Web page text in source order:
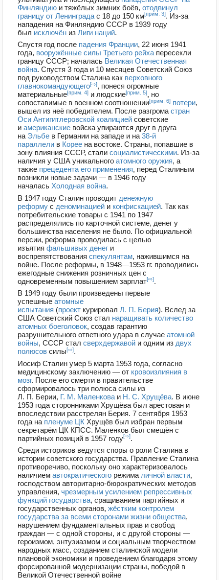
Финляндию и тяжёлых зимних боёв, отодвинул
границу от Ленинграда с 18 до 150 км[прим. 3]. Из-за
нападения на Финляндию СССР в 1939 году
был исключён из Лиги наций.
Спустя год после падения Франции, 22 июня 1941
года, вооружённые силы Третьего рейхапересекли
границу СССР; началась Великая Отечественная
война. Спустя 3 года и 10 месяцев Советский Союз
под руководством Сталина как верховного
главнокомандующего[⇨], понеся огромные
материальные[прим. 4] и людские[прим. 5], но
сопоставимые в военном соотношении[прим. 6] потери,
вышел из неё победителем. После разгромастран
Оси Антигитлеровской коалицией советские
и американские войска упираются друг в друга
на Эльбе в Германии на западе и на38-й
параллели в Корее на востоке. Страны, попавшие в
зону влияния СССР, стали социалистическими. Из-за
наличия у США уникального атомного оружия, а
также прецедента его применения, перед Сталиным
возникли новые задачи — в 1946 году
началась Холодная война.
В 1947 году Сталин проводит денежную
реформу с деноминацией и конфискацией. Так как
потребительские товары с 1941 по 1947
распределялись по карточной системе, денег у
большинства населения не было. По официальной
версии, реформа проводилась с целью
изъятия фальшивых денег и
воспрепятствования спекулянтам, нажившимся на
войне. После реформы, в 1948—1953 гг. проводились
ежегодные снижения розничных цен с
одновременным повышением зарплат[⇨].
В 1949 году были произведены первые
успешные атомные
испытания (проект курировал Л. П. Берия). Вслед за
США Советский Союз стал наращивать количество
атомных боеголовок, создав гарантию
разрушительного ответного удара в случае атомной
войны, СССР стал сверхдержавой и одним из двух
полюсов силы[⇨].
Иосиф Сталин умер 5 марта 1953 года, согласно
медицинскому заключению — от кровоизлияния в
мозг. После его смерти в правительстве
сформировалось три полюса силы из
Л. П. Берии, Г. М. Маленкова и Н. С. Хрущёва. В июне
1953 года сторонниками Хрущёва был арестован и
впоследствии расстрелян Берия. 7 сентября 1953
года на пленуме ЦК Хрущёв был избран первым
секретарём ЦК КПСС. Маленков был смещён с
партийных позиций в 1957 году[⇨].
Среди историков ведутся споры о роли Сталина в
истории советского государства. Правление Сталина
противоречиво, поскольку оно характеризовалось
наличием автократического режималичной власти,
господством авторитарно-бюрократических методов
управления, чрезмерным усилением репрессивных
функций государства, сращиванием партийных и
государственных органов, жёстким контролем
государства за всеми сторонами жизни общества,
нарушением фундаментальных прав и свобод
граждан — с одной стороны, и с другой стороны —
героизмом, энтузиазмом и социальным творчеством
народных масс, созданием сталинской модели
плановой экономики и проведением благодаря этому
форсированной модернизации страны, победой в
Великой Отечественной войне